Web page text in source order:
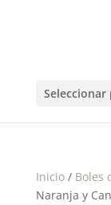
Seleccionar
Inicio/ Boles
Naranja y